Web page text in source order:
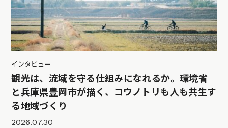
インタビュー
観光は、流域を守る仕組みになれるか。環境省
と兵庫県豊岡市が描く、コウノトリも人も共生す
る地域づくり
2026.07.30